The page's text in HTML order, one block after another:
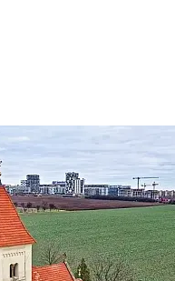
2026
v jihozápadním
z pozice ÚMČ Praha